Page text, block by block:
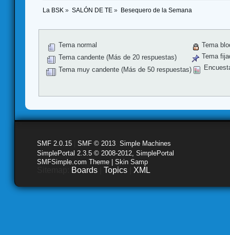
La BSK » SALÓN DE TE» Besequero de la Semana
Tema normal
Tema candente (Más de 20 respuestas)
Tema muy candente (Más de 50 respuestas)
Tema
Tema
SMF 2.0.15 SMF © 2013 Simple Machines
SimplePortal 2.3.5 © 2008-2012, SimplePortal
SMFSimple.com Theme | Skin Samp
Boards Topics XML